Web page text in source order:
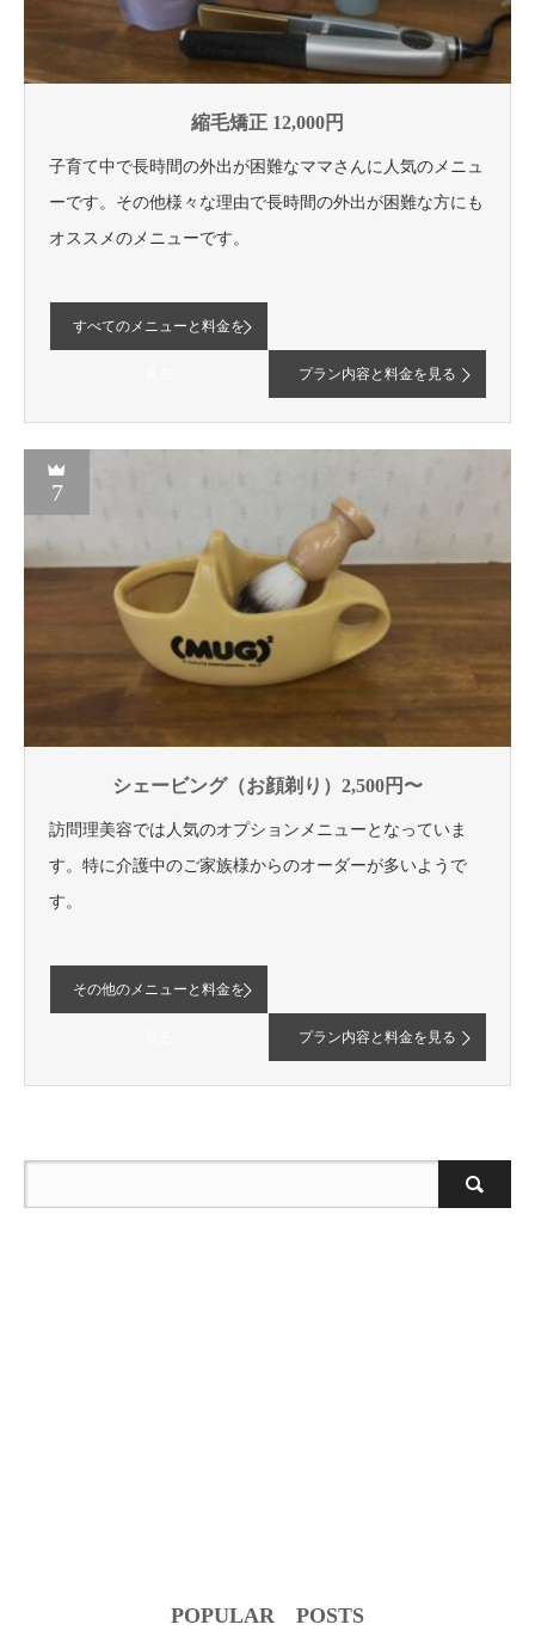
縮毛矯正 12,000円
子育て中で長時間の外出が困難なママさんに人気のメニュ
ーです。その他様々な理由で長時間の外出が困難な方にも
オススメのメニューです。
すべてのメニューと料金を
プラン内容と料金を見る
7
シェービング（お顔剃り）2,500円〜
訪問理美容では人気のオプションメニューとなっていま
す。特に介護中のご家族様からのオーダーが多いようで
す。
その他のメニューと料金を
プラン内容と料金を見る
POPULAR POSTS